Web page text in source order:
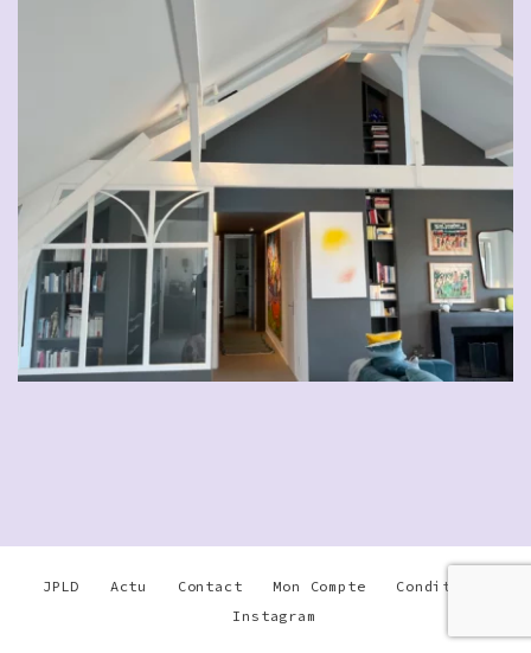
JPLD Actu Contact Mon Compte
Conditions
Instagram